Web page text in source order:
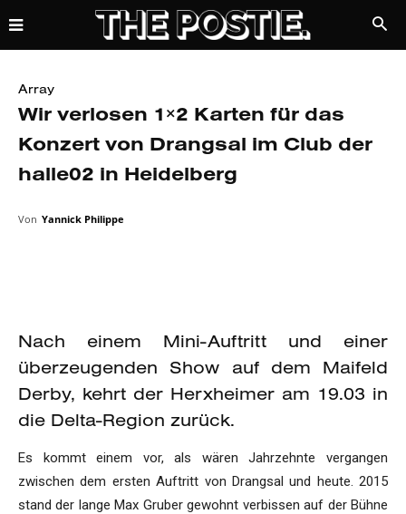
Array
Wir verlosen 1×2 Karten für das
Konzert von Drangsal im Club der
halle02 in Heidelberg
Von Yannick Philippe
Nach einem Mini-Auftritt und einer
überzeugenden Show auf dem Maifeld
Derby, kehrt der Herxheimer am 19.03 in
die Delta-Region zurück.
Es kommt einem vor, als wären Jahrzehnte vergangen
zwischen dem ersten Auftritt von Drangsal und heute. 2015
stand der lange Max Gruber gewohnt verbissen auf der Bühne